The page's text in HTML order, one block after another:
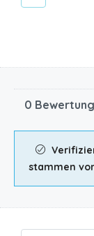
0 Bewertung
stammen